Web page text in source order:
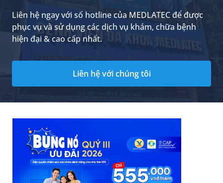
Liên hệ ngay với số hotline của MEDLATEC để được
phục vụ và sử dụng các dịch vụ khám, chữa bệnh
hiện đại & cao cấp nhất.
Liên hệ với chúng tôi